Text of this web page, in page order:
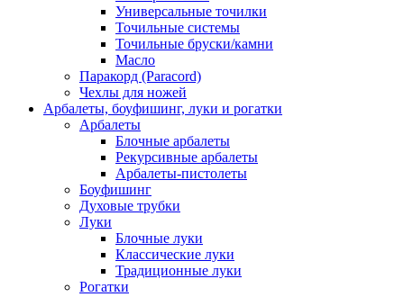
Универсальные точилки
Точильные системы
Точильные бруски/камни
Масло
Паракорд (Paracord)
Чехлы для ножей
Арбалеты, боуфишинг, луки и рогатки
Арбалеты
Блочные арбалеты
Рекурсивные арбалеты
Арбалеты-пистолеты
Боуфишинг
Духовые трубки
Луки
Блочные луки
Классические луки
Традиционные луки
Рогатки